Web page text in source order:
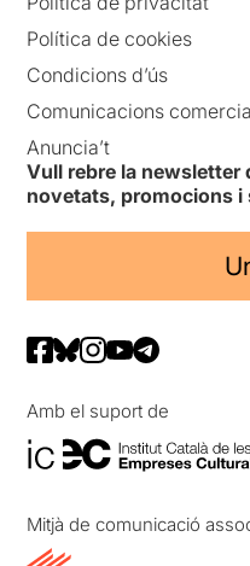
Política de cookies
Condicions d’ús
Comunicacions
Anuncia’t
Vull rebre la newsletter
novetats, promocions i
Amb el suport de
Mitjà de comunicació